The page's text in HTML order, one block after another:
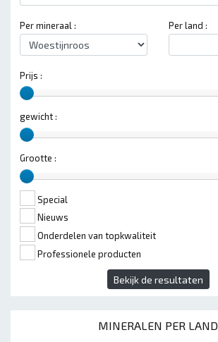
Per mineraal : Per land :
Prijs :
gewicht :
Grootte :
Special
Nieuws
Onderdelen van topkwaliteit
Professionele producten
Bekijk de resultaten
MINERALEN PER LAND